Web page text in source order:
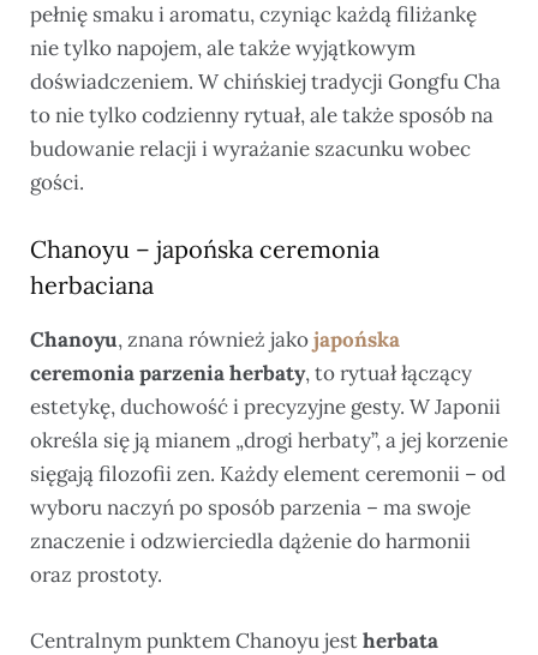
pełnię smaku i aromatu, czyniąc każdą filiżankę
nie tylko napojem, ale także wyjątkowym
doświadczeniem. W chińskiej tradycji Gongfu Cha
to nie tylko codzienny rytuał, ale także sposób na
budowanie relacji i wyrażanie szacunku wobec
gości.
Chanoyu – japońska ceremonia
herbaciana
Chanoyu, znana również jakojapońska
ceremonia parzenia herbaty, to rytuał łączący
estetykę, duchowość i precyzyjne gesty. W Japonii
określa się ją mianem „drogi herbaty”, a jej korzenie
sięgają filozofii zen. Każdy element ceremonii – od
wyboru naczyń po sposób parzenia – ma swoje
znaczenie i odzwierciedla dążenie do harmonii
oraz prostoty.
Centralnym punktem Chanoyu jestherbata